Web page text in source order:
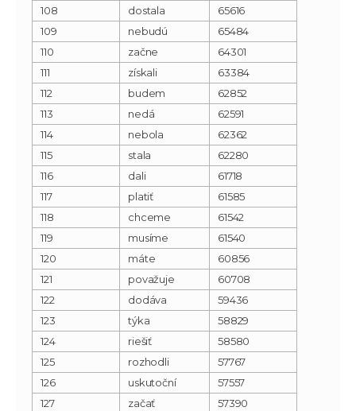
108
dostala
65616
109
nebudú
65484
110
začne
64301
111
získali
63384
112
budem
62852
113
nedá
62591
114
nebola
62362
115
stala
62280
116
dali
61718
117
platiť
61585
118
chceme
61542
119
musíme
61540
120
máte
60856
121
považuje
60708
122
dodáva
59436
123
týka
58829
124
riešiť
58580
125
rozhodli
57767
126
uskutoční
57557
127
začať
57390